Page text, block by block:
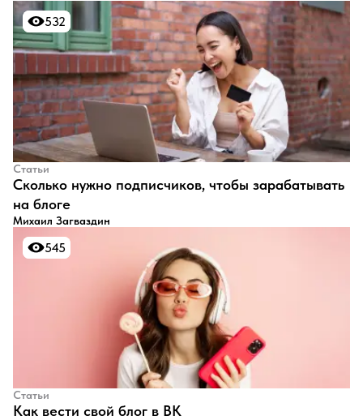
532
532
Статьи
​Сколько нужно подписчиков, чтобы зарабатывать
на блоге
Михаил Загваздин
545
545
Статьи
​Как вести свой блог в ВК